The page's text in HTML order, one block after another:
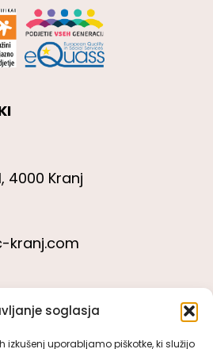
soglasja
uporabljamo piškotke, ki služijo
4000 Kranj
kranj.com